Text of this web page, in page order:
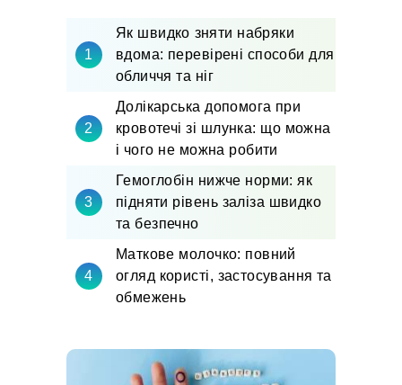
Як швидко зняти набряки
вдома: перевірені способи для
обличчя та ніг
Долікарська допомога при
кровотечі зі шлунка: що можна
і чого не можна робити
Гемоглобін нижче норми: як
підняти рівень заліза швидко
та безпечно
Маткове молочко: повний
огляд користі, застосування та
обмежень